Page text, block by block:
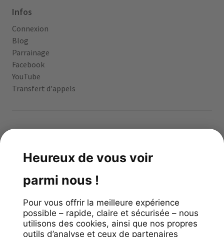
Infos
Connexion
Blog
Parrainage
Facebook
YouTube
Transfert d'appels